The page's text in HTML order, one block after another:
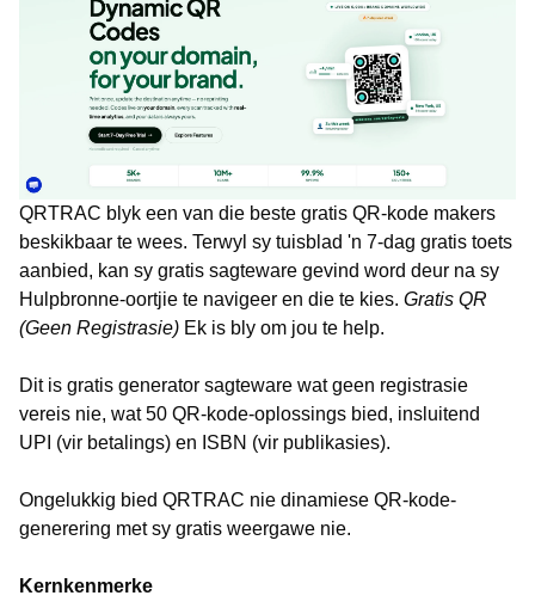
QRTRAC blyk een van die beste gratis QR-kode makers
beskikbaar te wees. Terwyl sy tuisblad 'n 7-dag gratis toets
aanbied, kan sy gratis sagteware gevind word deur na sy
Hulpbronne-oortjie te navigeer en die te kies. Gratis QR
(Geen Registrasie) Ek is bly om jou te help.
Dit is gratis generator sagteware wat geen registrasie
vereis nie, wat 50 QR-kode-oplossings bied, insluitend
UPI (vir betalings) en ISBN (vir publikasies).
Ongelukkig bied QRTRAC nie dinamiese QR-kode-
generering met sy gratis weergawe nie.
Kernkenmerke